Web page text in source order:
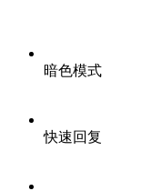
暗色模式
快速回复